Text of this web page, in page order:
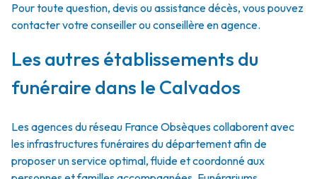
Pour toute question, devis ou assistance décès, vous pouvez
contacter votre conseiller ou conseillère en agence.
Les autres établissements du
funéraire dans le Calvados
Les agences du réseau France Obsèques collaborent avec
les infrastructures funéraires du département afin de
proposer un service optimal, fluide et coordonné aux